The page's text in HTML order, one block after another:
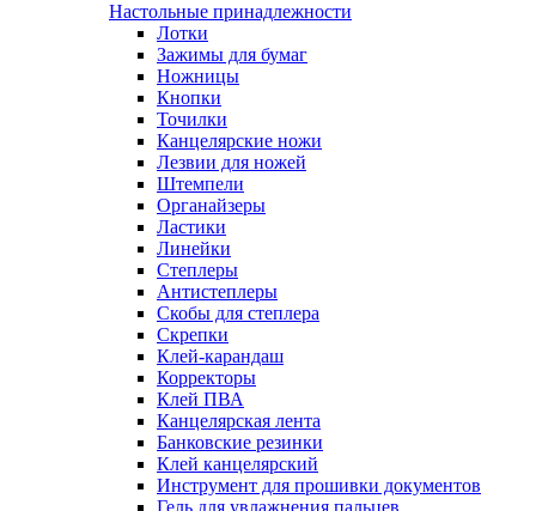
Настольные принадлежности
Лотки
Зажимы для бумаг
Ножницы
Кнопки
Точилки
Канцелярские ножи
Лезвии для ножей
Штемпели
Органайзеры
Ластики
Линейки
Степлеры
Антистеплеры
Скобы для степлера
Скрепки
Клей-карандаш
Корректоры
Клей ПВА
Канцелярская лента
Банковские резинки
Клей канцелярский
Инструмент для прошивки документов
Гель для увлажнения пальцев